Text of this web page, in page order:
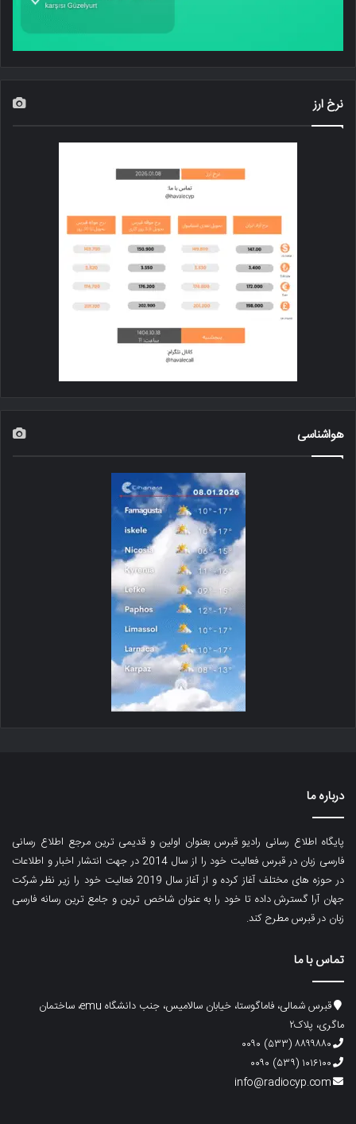
نرخ ارز
هواشناسی
درباره ما
پایگاه اطلاع رسانی رادیو قبرس بعنوان اولین و قدیمی ترین مرجع اطلاع رسانی
فارسی زبان در قبرس فعالیت خود را از سال 2014 در جهت انتشار اخبار و اطلاعات
در حوزه های مختلف آغاز کرده و از آغاز سال 2019 فعالیت خود را زیر نظر شرکت
جهان آرا گسترش داده تا خود را به عنوان شاخص ترین و جامع ترین رسانه فارسی
زبان در قبرس مطرح کند.
تماس با ما
قبرس شمالی، فاماگوستا، خیابان سالامیس، جنب دانشگاه emu، ساختمان
ماگری، پلاک۲
۸۸۹۹۸۸۰ (۵۳۳) ۰۰۹۰
۱۰۱۶۱۰۰ (۵۳۹) ۰۰۹۰
info@radiocyp.com